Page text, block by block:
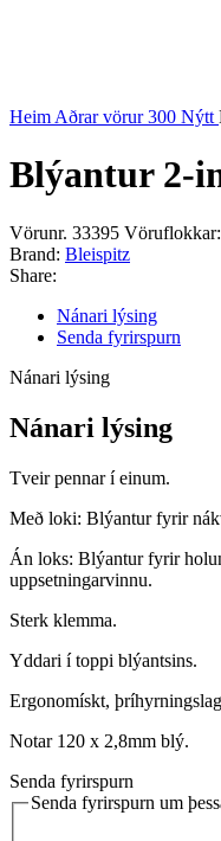
Heim Aðrar vörur300 Nýtt
Blýantur 2-
Vörunr. 33395 Vöruflokkar:
Brand: Bleispitz
Share:
Nánari lýsing
Senda fyrirspurn
Nánari lýsing
Nánari lýsing
Tveir pennar í einum.
Með loki: Blýantur fyrir
Án loks: Blýantur fyrir
uppsetningarvinnu.
Sterk klemma.
Yddari í toppi blýantsins.
Ergonomískt,
Notar 120 x 2,8mm blý.
Senda fyrirspurn
Senda fyrirspurn um